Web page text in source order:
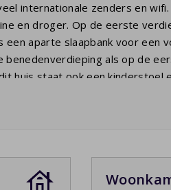
internationale zenders en wifi.
en droger. Op de eerste
aparte slaapbank voor een
benedenverdieping als op de
huis staat ook een kinderstoel